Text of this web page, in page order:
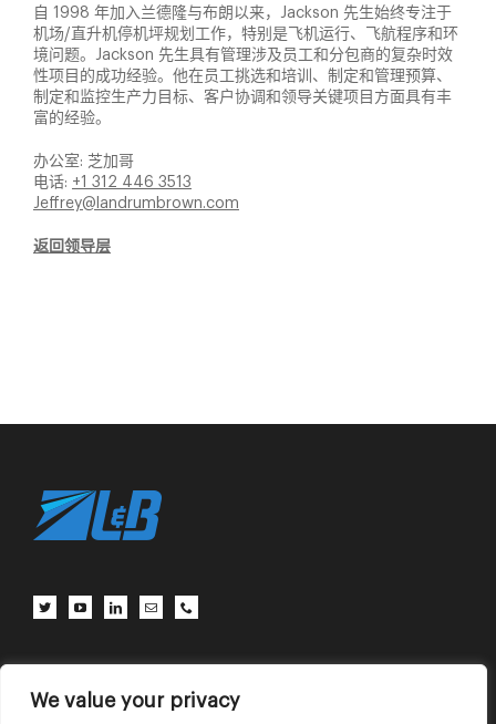
We value your privacy
自 1998 年加入兰德隆与布朗以来，Jackson 先生始终专注于
机场/直升机停机坪规划工作，特别是飞机运行、飞航程序和环
境问题。Jackson 先生具有管理涉及员工和分包商的复杂时效
性项目的成功经验。他在员工挑选和培训、制定和管理预算、
制定和监控生产力目标、客户协调和领导关键项目方面具有丰
富的经验。
办公室: 芝加哥
电话: +1 312 446 3513
Jeffrey@landrumbrown.com
返回领导层